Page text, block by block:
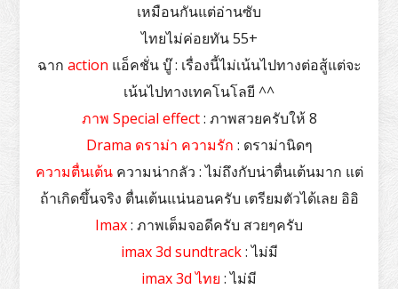
เหมือนกันแต่อ่านซับ
ไทยไม่ค่อยทัน 55+
ฉาก action แอ็คชั่น บู๊ : เรื่องนี้ไม่เน้นไปทางต่อสู้แต่จะ
เน้นไปทางเทคโนโลยี ^^
ภาพ Special effect: ภาพสวยครับให้ 8
Drama ดราม่า ความรัก : ดราม่านิดๆ
ความตื่นเต้นความน่ากลัว : ไม่ถึงกับน่าตื่นเต้นมาก แต่
ถ้าเกิดขึ้นจริง ตื่นเต้นแน่นอนครับ เตรียมตัวได้เลย อิอิ
Imax: ภาพเต็มจอดีครับ สวยๆครับ
imax 3d sundtrack: ไม่มี
imax 3d ไทย : ไม่มี